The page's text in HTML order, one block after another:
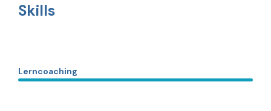
Skills
Lerncoaching